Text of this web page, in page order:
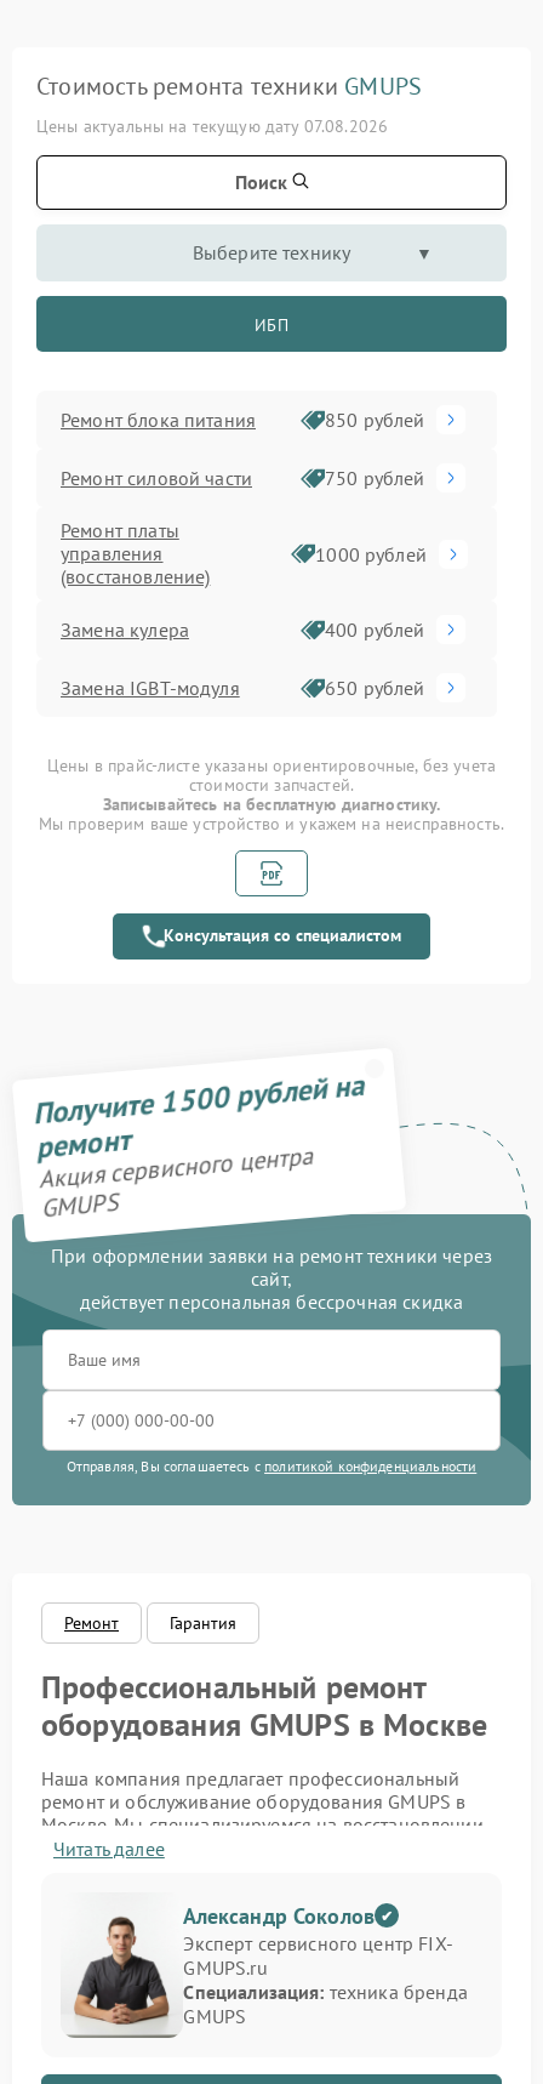
Стоимость ремонта техники GMUPS
Цены актуальны на текущую дату 07.08.2026
Поиск
Выберите технику
ИБП
Ремонт блока питания 850 рублей
Ремонт силовой части 750 рублей
Ремонт платы
управления
(восстановление)
1000 рублей
Замена кулера 400 рублей
Замена IGBT-модуля 650 рублей
Цены в прайс-листе указаны ориентировочные, без учета
стоимости запчастей.
Записывайтесь на бесплатную диагностику.
Мы проверим ваше устройство и укажем на неисправность.
Консультация со специалистом
Получите 1500 рублей на
ремонт
Акция сервисного центра
GMUPS
При оформлении заявки на ремонт техники через
сайт,
действует персональная бессрочная скидка
Отправляя, Вы соглашаетесь с политикой конфиденциальности
Ремонт Гарантия
Профессиональный ремонт
оборудования GMUPS в Москве
Наша компания предлагает профессиональный
ремонт и обслуживание оборудования GMUPS в
Москве. Мы специализируемся на восстановлении
источников бесперебойного питания,
подаёт ошибку — наши инженеры проведут точную
диагностику и устранят проблему с гарантией
качества.
Мы обслуживаем как бытовые, так и
промышленные модели, обеспечивая полное
большому опыту работы и доступу к оригинальным
Читать далее
Александр Соколов
Эксперт сервисного центр FIX-
GMUPS.ru
Специализация: техника бренда
GMUPS